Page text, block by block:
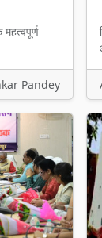
महत्वपूर्ण
Pandey